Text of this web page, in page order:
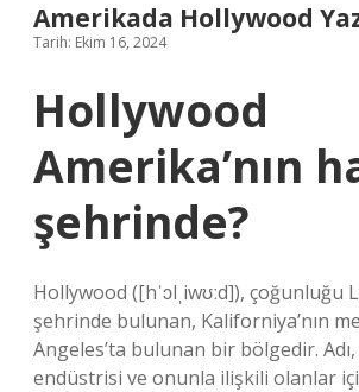
Amerikada Hollywood
Tarih: Ekim 16, 2024
Hollywood
Amerika’nın
şehrinde?
Hollywood ([hˈɔlˌiwʊːd]), çoğunluğu
şehrinde bulunan, Kaliforniya’nın
Angeles’ta bulunan bir bölgedir.
endüstrisi ve onunla ilişkili olanlar